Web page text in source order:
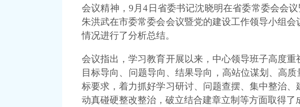
会议精神，9月4日省委书记沈晓明在省委常委会会
朱洪武在市委常委会会议暨党的建设工作领导小组
情况进行了分析总结。
会议指出，学习教育开展以来，中心领导班子高度
目标导向、问题导向、结果导向，高站位谋划、高
标要求，着力抓好学习研讨、问题查摆、集中整治
动真碰硬整改整治，破立结合建章立制等方面取得